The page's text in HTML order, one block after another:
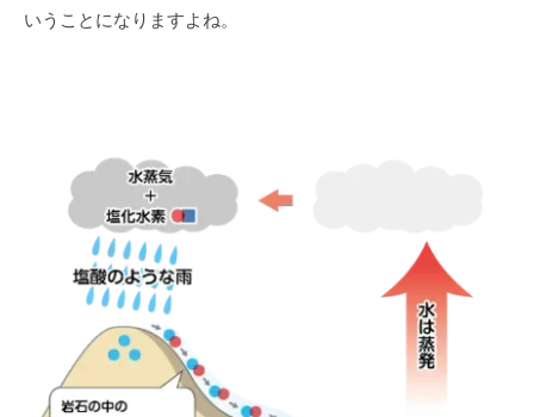
いうことになりますよね。